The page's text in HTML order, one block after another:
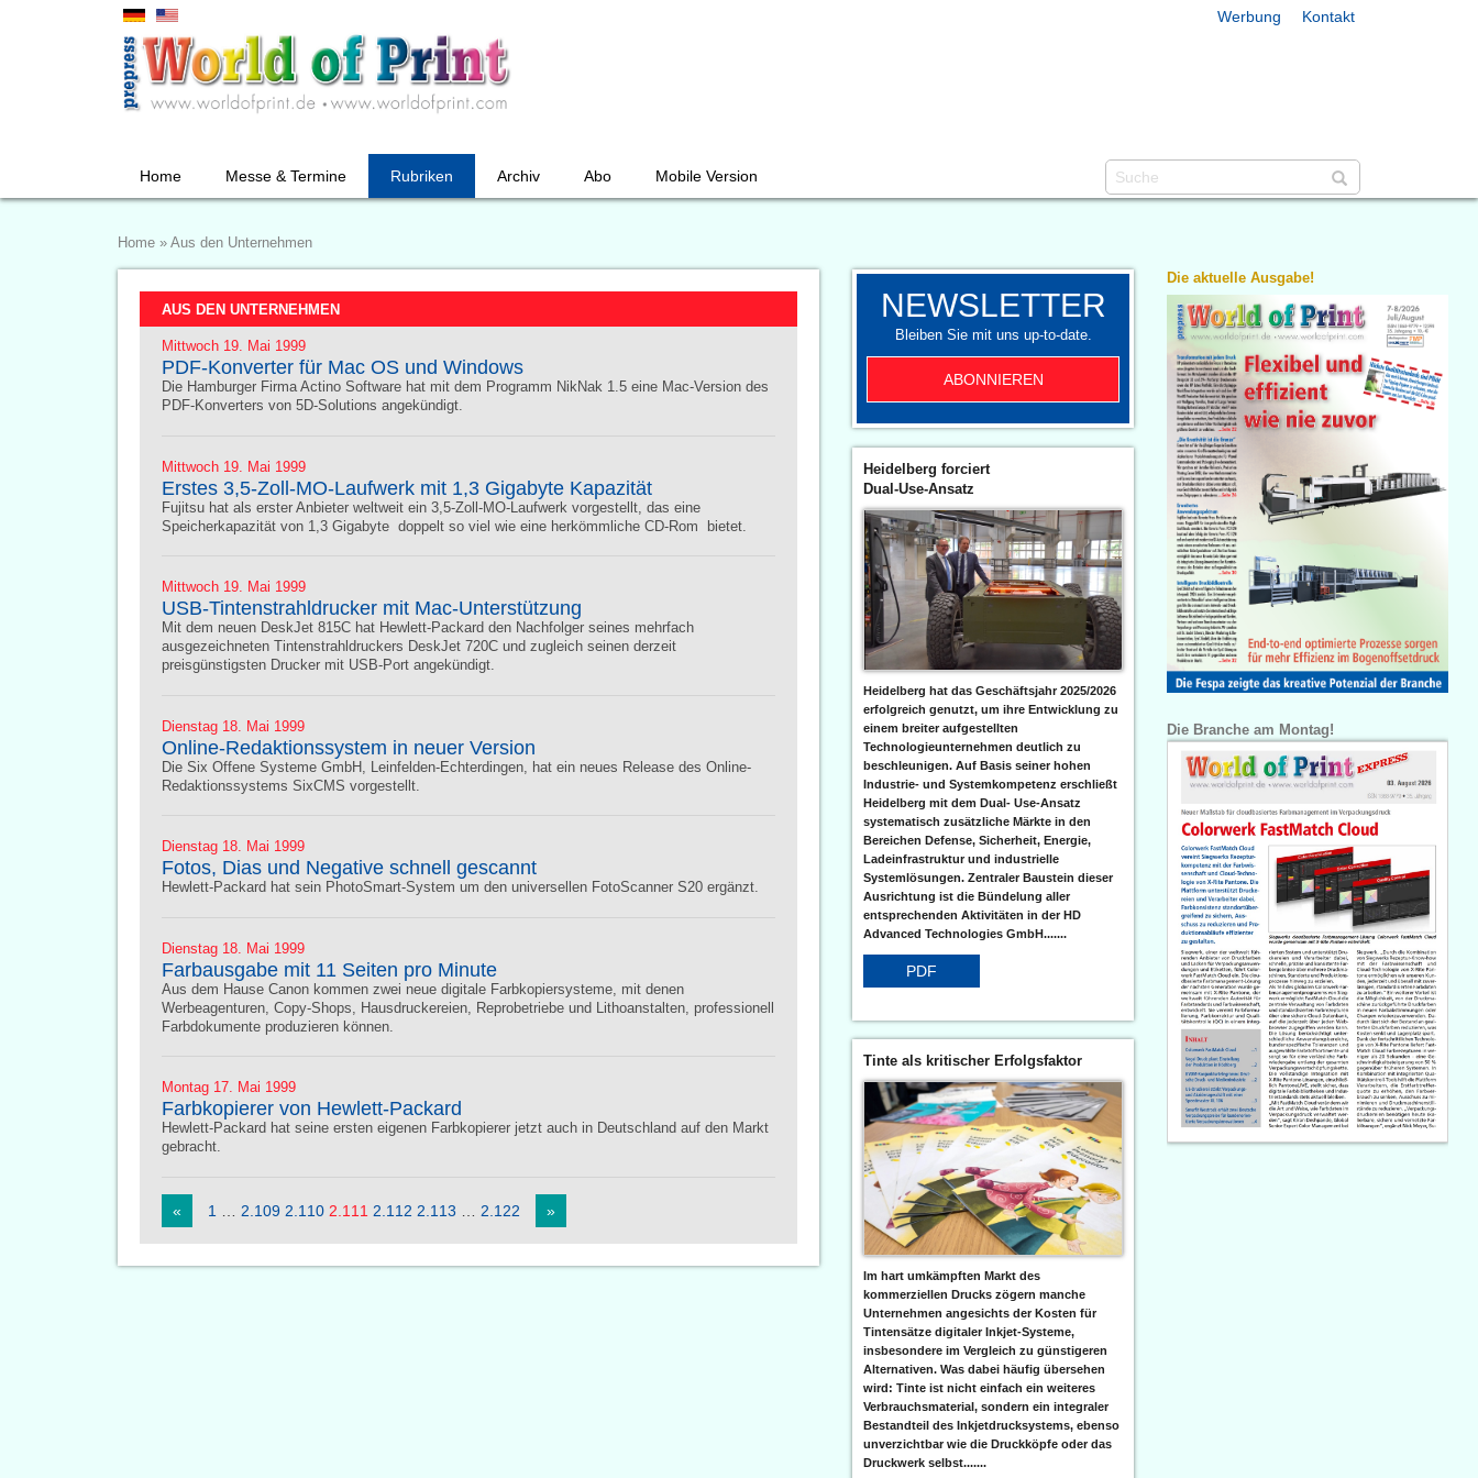
Werbung Kontakt
Home Messe & Termine Rubriken Archiv Abo Mobile Version
Home » Aus den Unternehmen
AUS DEN UNTERNEHMEN
Mittwoch 19. Mai 1999
PDF-Konverter für Mac OS und Windows
Die Hamburger Firma Actino Software hat mit dem Programm NikNak 1.5 eine Mac-Version des
PDF-Konverters von 5D-Solutions angekündigt.
Mittwoch 19. Mai 1999
Erstes 3,5-Zoll-MO-Laufwerk mit 1,3 Gigabyte Kapazität
Fujitsu hat als erster Anbieter weltweit ein 3,5-Zoll-MO-Laufwerk vorgestellt, das eine
Speicherkapazität von 1,3 Gigabyte  doppelt so viel wie eine herkömmliche CD-Rom  bietet.
Mittwoch 19. Mai 1999
USB-Tintenstrahldrucker mit Mac-Unterstützung
Mit dem neuen DeskJet 815C hat Hewlett-Packard den Nachfolger seines mehrfach
ausgezeichneten Tintenstrahldruckers DeskJet 720C und zugleich seinen derzeit
preisgünstigsten Drucker mit USB-Port angekündigt.
Dienstag 18. Mai 1999
Online-Redaktionssystem in neuer Version
Die Six Offene Systeme GmbH, Leinfelden-Echterdingen, hat ein neues Release des Online-
Redaktionssystems SixCMS vorgestellt.
Dienstag 18. Mai 1999
Fotos, Dias und Negative schnell gescannt
Hewlett-Packard hat sein PhotoSmart-System um den universellen FotoScanner S20 ergänzt.
Dienstag 18. Mai 1999
Farbausgabe mit 11 Seiten pro Minute
Aus dem Hause Canon kommen zwei neue digitale Farbkopiersysteme, mit denen
Werbeagenturen, Copy-Shops, Hausdruckereien, Reprobetriebe und Lithoanstalten, professionell
Farbdokumente produzieren können.
Montag 17. Mai 1999
Farbkopierer von Hewlett-Packard
Hewlett-Packard hat seine ersten eigenen Farbkopierer jetzt auch in Deutschland auf den Markt
gebracht.
« 1 2.109 2.110 2.111 2.112 2.113 2.122 »
NEWSLETTER
Bleiben Sie mit uns up-to-date.
ABONNIEREN
Heidelberg forciert
Dual-Use-Ansatz
Heidelberg hat das Geschäftsjahr 2025/2026
erfolgreich genutzt, um ihre Entwicklung zu
einem breiter aufgestellten
Technologieunternehmen deutlich zu
beschleunigen. Auf Basis seiner hohen
Industrie- und Systemkompetenz erschließt
Heidelberg mit dem Dual- Use-Ansatz
systematisch zusätzliche Märkte in den
Bereichen Defense, Sicherheit, Energie,
Ladeinfrastruktur und industrielle
Systemlösungen. Zentraler Baustein dieser
Ausrichtung ist die Bündelung aller
entsprechenden Aktivitäten in der HD
Advanced Technologies GmbH.......
PDF
Tinte als kritischer Erfolgsfaktor
Im hart umkämpften Markt des
kommerziellen Drucks zögern manche
Unternehmen angesichts der Kosten für
Tintensätze digitaler Inkjet-Systeme,
insbesondere im Vergleich zu günstigeren
Alternativen. Was dabei häufig übersehen
wird: Tinte ist nicht einfach ein weiteres
Verbrauchsmaterial, sondern ein integraler
Bestandteil des Inkjetdrucksystems, ebenso
unverzichtbar wie die Druckköpfe oder das
Druckwerk selbst.......
Die aktuelle Ausgabe!
Die Branche am Montag!